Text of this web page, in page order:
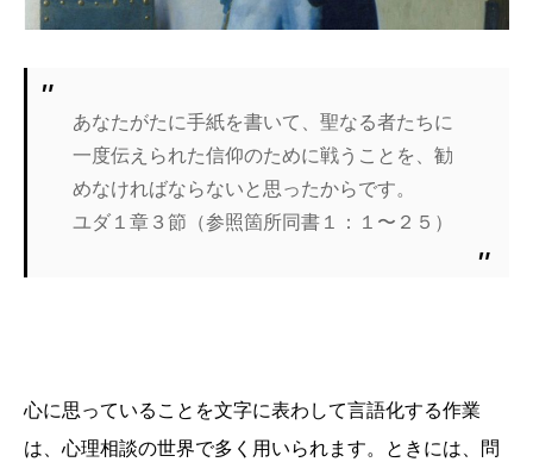
あなたがたに手紙を書いて、聖なる者たちに
一度伝えられた信仰のために戦うことを、勧
めなければならないと思ったからです。
ユダ１章３節（参照箇所同書１：１〜２５）
心に思っていることを文字に表わして言語化する作業
は、心理相談の世界で多く用いられます。ときには、問